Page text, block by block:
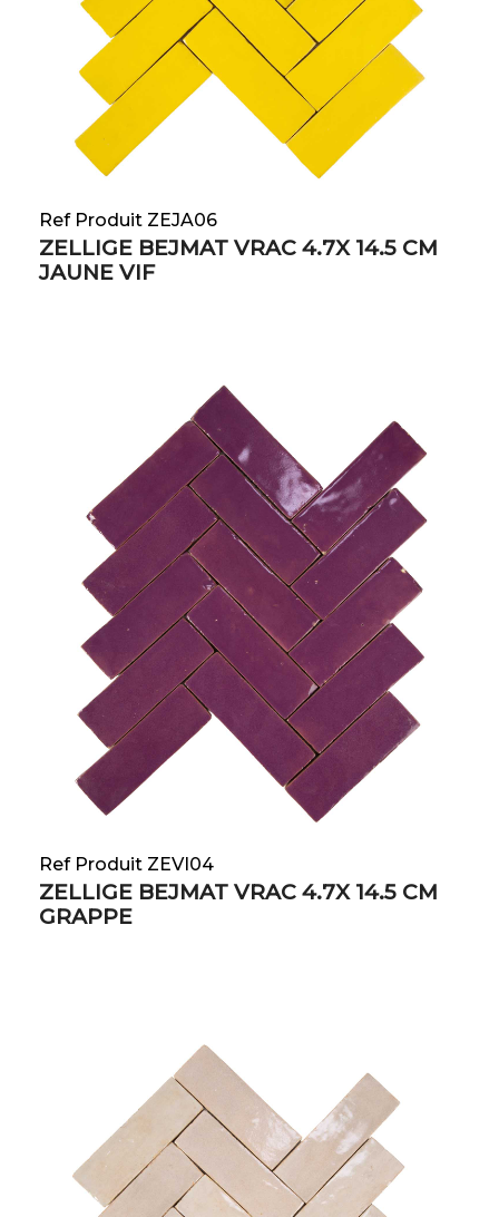
Ref Produit ZEJA06
ZELLIGE BEJMAT VRAC 4.7X 14.5 CM
JAUNE VIF
Ref Produit ZEVI04
ZELLIGE BEJMAT VRAC 4.7X 14.5 CM
GRAPPE